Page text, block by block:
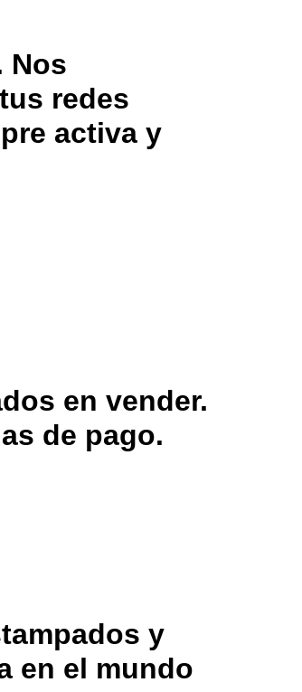
Nos
redes
activa y
en vender.
de pago.
y
en el mundo